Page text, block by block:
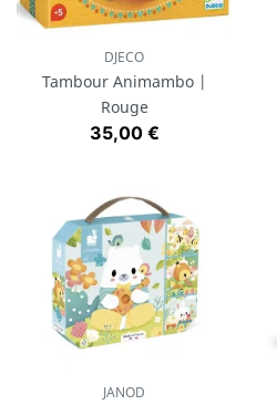
DJECO
Tambour Animambo |
Rouge
Prix
35,00 €
JANOD